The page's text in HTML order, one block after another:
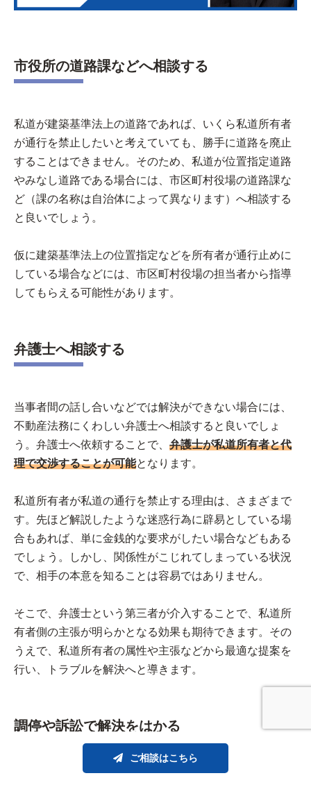
市役所の道路課などへ相談する
私道が建築基準法上の道路であれば、いくら私道所有者
が通行を禁止したいと考えていても、勝手に道路を廃止
することはできません。そのため、私道が位置指定道路
やみなし道路である場合には、市区町村役場の道路課な
ど（課の名称は自治体によって異なります）へ相談する
と良いでしょう。
仮に建築基準法上の位置指定などを所有者が通行止めに
している場合などには、市区町村役場の担当者から指導
してもらえる可能性があります。
弁護士へ相談する
当事者間の話し合いなどでは解決ができない場合には、
不動産法務にくわしい弁護士へ相談すると良いでしょ
う。弁護士へ依頼することで、 弁護士が私道所有者と代
理で交渉することが可能となります。
私道所有者が私道の通行を禁止する理由は、さまざまで
す。先ほど解説したような迷惑行為に辟易としている場
合もあれば、単に金銭的な要求がしたい場合などもある
でしょう。しかし、関係性がこじれてしまっている状況
で、相手の本意を知ることは容易ではありません。
そこで、弁護士という第三者が介入することで、私道所
有者側の主張が明らかとなる効果も期待できます。その
うえで、私道所有者の属性や主張などから最適な提案を
行い、トラブルを解決へと導きます。
調停や訴訟で解決をはかる
ご相談はこちら